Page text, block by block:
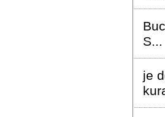
je